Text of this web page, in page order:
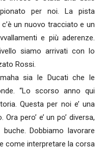
per noi. La pista
un nuovo tracciato e un
e più aderenze.
siamo arrivati con lo
Rossi.
sia le Ducati che le
“Lo scorso anno qui
Questa per noi e’ una
pero’ e’ un po’ diversa,
Dobbiamo lavorare
come interpretare la corsa